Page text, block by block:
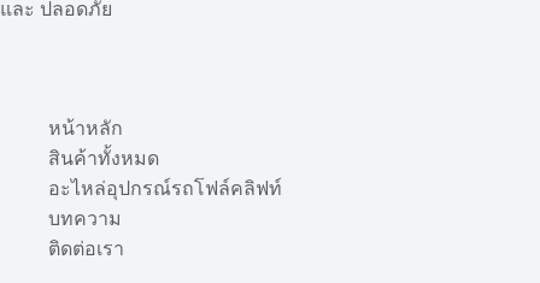
และ ปลอดภัย
หน้าหลัก
สินค้าทั้งหมด
อะไหล่อุปกรณ์รถโฟล์คลิฟท์
บทความ
ติดต่อเรา